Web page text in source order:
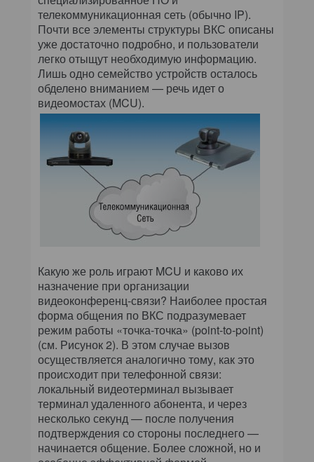
телекоммуникационная сеть (обычно IP).
Почти все элементы структуры ВКС описаны
уже достаточно подробно, и пользователи
легко отыщут необходимую информацию.
Лишь одно семейство устройств осталось
обделено вниманием — речь идет о
видеомостах (MCU).
Какую же роль играют MCU и каково их
назначение при организации
видеоконференц-связи? Наиболее простая
форма общения по ВКС подразумевает
режим работы «точка-точка» (point-to-point)
(см. Рисунок 2). В этом случае вызов
осуществляется аналогично тому, как это
происходит при телефонной связи:
локальный видеотерминал вызывает
терминал удаленного абонента, и через
несколько секунд — после получения
подтверждения со стороны последнего —
начинается общение. Более сложной, но и